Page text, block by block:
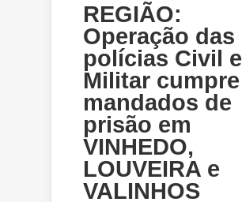
REGIÃO:
Operação das
polícias Civil e
Militar cumpre
mandados de
prisão em
VINHEDO,
LOUVEIRA e
VALINHOS